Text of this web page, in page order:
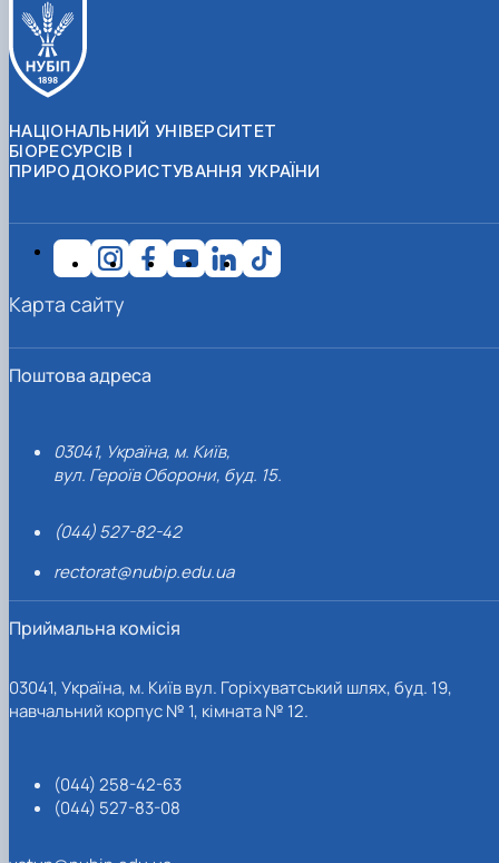
НАЦІОНАЛЬНИЙ УНІВЕРСИТЕТ
БІОРЕСУРСІВ І
ПРИРОДОКОРИСТУВАННЯ УКРАЇНИ
Поштова адреса
03041, Україна, м. Київ,
вул. Героїв Оборони, буд. 15.
(044) 527-82-42
rectorat@nubip.edu.ua
Приймальна комісія
03041, Україна, м. Київ вул. Горіхуватський шлях, буд. 19,
навчальний корпус № 1, кімната № 12.
(044) 258-42-63
(044) 527-83-08
Карта сайту